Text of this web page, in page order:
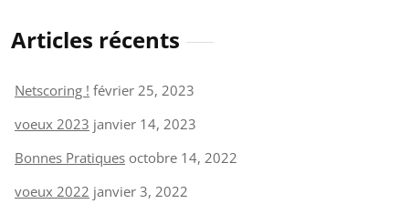
Articles récents
Netscoring ! février 25, 2023
voeux 2023 janvier 14, 2023
Bonnes Pratiques octobre 14, 2022
voeux 2022 janvier 3, 2022